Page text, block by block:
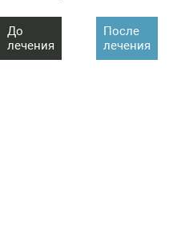
До
лечения
После
лечения